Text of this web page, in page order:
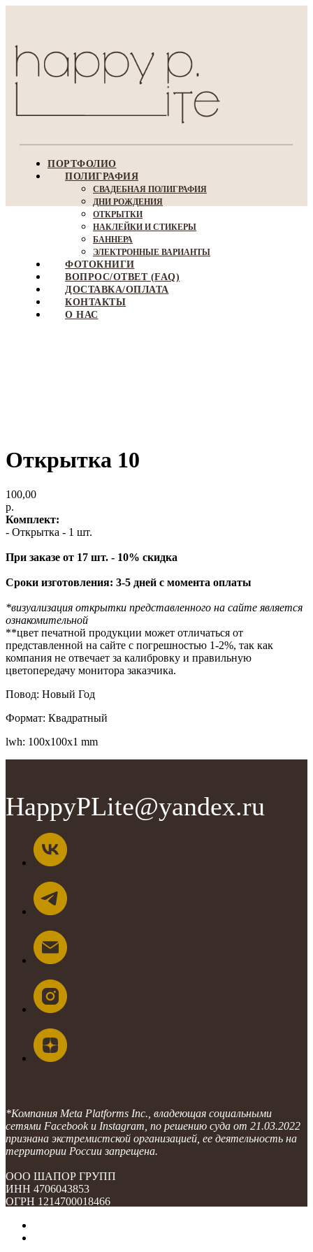
ПОРТФОЛИО
ПОЛИГРАФИЯ
СВАДЕБНАЯ ПОЛИГРАФИЯ
ДНИ РОЖДЕНИЯ
ОТКРЫТКИ
НАКЛЕЙКИ И СТИКЕРЫ
БАННЕРА
ЭЛЕКТРОННЫЕ ВАРИАНТЫ
ФОТОКНИГИ
ВОПРОС/ОТВЕТ (FAQ)
ДОСТАВКА/ОПЛАТА
КОНТАКТЫ
О НАС
Открытка 10
100,00
р.
Комплект:
- Открытка - 1 шт.
При заказе от 17 шт. - 10% скидка
Сроки изготовления: 3-5 дней с момента оплаты
*визуализация открытки представленного на сайте является
ознакомительной
**цвет печатной продукции может отличаться от
представленной на сайте с погрешностью 1-2%, так как
компания не отвечает за калибровку и правильную
цветопередачу монитора заказчика.
Повод: Новый Год
Формат: Квадратный
lwh: 100x100x1 mm
HappyPLite@yandex.ru
*Компания Meta Platforms Inc., владеющая социальными
сетями Facebook и Instagram, по решению суда от 21.03.2022
признана экстремистской организацией, ее деятельность на
территории России запрещена.
ООО ШАПОР ГРУПП
ИНН 4706043853
ОГРН 1214700018466